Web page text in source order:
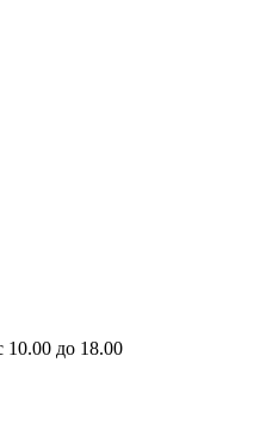
10.00 до 18.00